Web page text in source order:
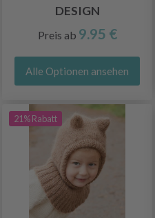
DESIGN
Preis ab 9.95 €
Alle Optionen ansehen
21% Rabatt